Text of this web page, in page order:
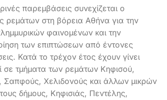
παρεμβάσεις συνεχίζεται ο
ρεμάτων στη βόρεια Αθήνα για την
φαινομένων και την
των επιπτώσεων από έντονες
Κατά το τρέχον έτος έχουν γίνει
σε τμήματα των ρεμάτων Κηφισού,
Σαπφούς, Χελιδονούς και άλλων μικρών
δήμους, Κηφισιάς, Πεντέλης,